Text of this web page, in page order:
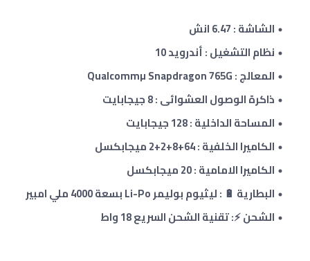
الشاشة : 6.47 انش
نظام التشغيل : أندرويد 10
المعالج : Qualcommµ Snapdragon 765G
ذاكرة الوصول العشوائى :8جيجابايت
المساحة الداخلية : 128 جيجابايت
الكاميرا الخلفية : 64+8+2
+2 ميجابكسل
الكاميرا الامامية : 20 ميجابكسل
البطارية 🔋 : ليثيوم بوليمر Li-Po بسعة 4000 ملي امبير
الشحن ⚡: تقنية الشحن السريع 18 واط